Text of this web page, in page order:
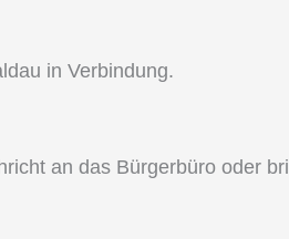
in Verbindung.
an das Bürgerbüro oder